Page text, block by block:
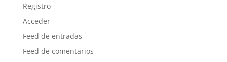
Registro
Acceder
Feed de entradas
Feed de comentarios